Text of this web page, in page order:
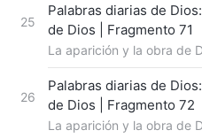
25
Palabras diarias de
de Dios | Fragmento 71
La aparición y la obra de
26
Palabras diarias de
de Dios | Fragmento 72
La aparición y la obra de